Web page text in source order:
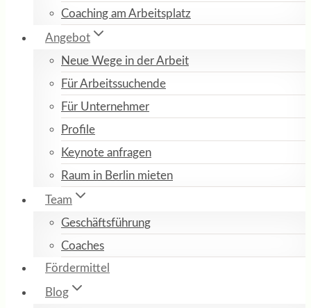
Coaching am Arbeitsplatz
Angebot
Neue Wege in der Arbeit
Für Arbeitssuchende
Für Unternehmer
Profile
Keynote anfragen
Raum in Berlin mieten
Team
Geschäftsführung
Coaches
Fördermittel
Blog